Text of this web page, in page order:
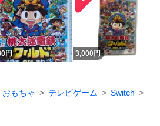
円 3,000 円
もちゃ テレビゲーム
Switch